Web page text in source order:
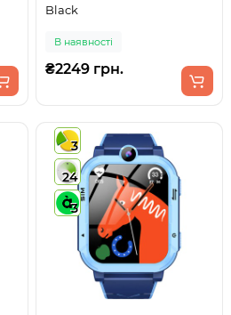
Black
В наявності
₴2249 грн.
3
24
3